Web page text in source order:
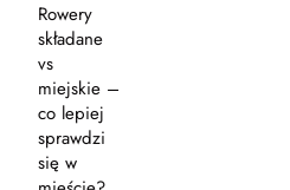
Rowery
składane
vs
miejskie –
co lepiej
sprawdzi
się w